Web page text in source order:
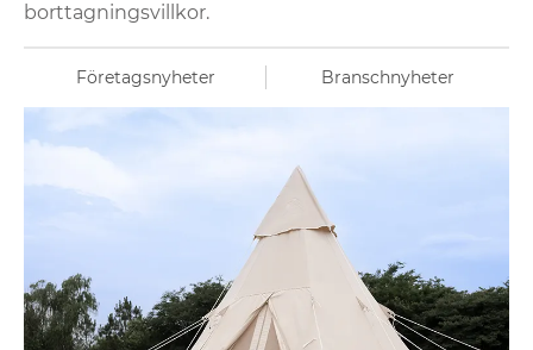
borttagningsvillkor.
Företagsnyheter Branschnyheter